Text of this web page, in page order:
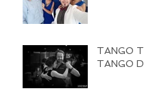
TANGO
TANGO